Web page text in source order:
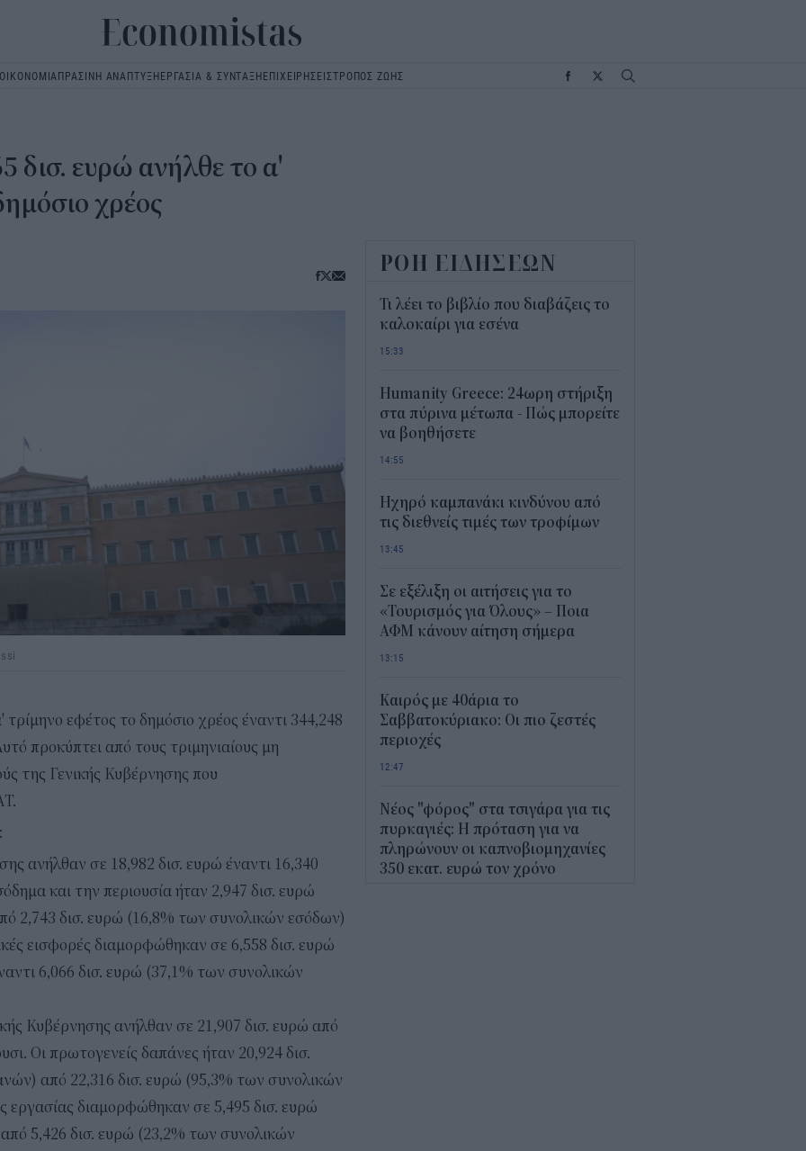
ΟΙΚΟΝΟΜΙΑΠΡΑΣΙΝΗ ΑΝΑΠΤΥΞΗΕΡΓΑΣΙΑ & ΣΥΝΤΑΞΗΕΠΙΧΕΙΡΗΣΕΙΣΤΡΟΠΟΣ ΖΩΗΣ
δισ. ευρώ ανήλθε το α'
χρέος
εφέτος το δημόσιο χρέος έναντι 344,248
προκύπτει από τους τριμηνιαίους μη
της Γενικής Κυβέρνησης που
ανήλθαν σε 18,982 δισ. ευρώ έναντι 16,340
και την περιουσία ήταν 2,947 δισ. ευρώ
2,743 δισ. ευρώ (16,8% των συνολικών εσόδων)
εισφορές διαμορφώθηκαν σε 6,558 δισ. ευρώ
6,066 δισ. ευρώ (37,1% των συνολικών
Κυβέρνησης ανήλθαν σε 21,907 δισ. ευρώ από
Οι πρωτογενείς δαπάνες ήταν 20,924 δισ.
από 22,316 δισ. ευρώ (95,3% των συνολικών
εργασίας διαμορφώθηκαν σε 5,495 δισ. ευρώ
5,426 δισ. ευρώ (23,2% των συνολικών
ΡΟΗ ΕΙΔΗΣΕΩΝ
Τι λέει το βιβλίο που διαβάζεις το
καλοκαίρι για εσένα
15:33
Humanity Greece: 24ωρη στήριξη
στα πύρινα μέτωπα - Πώς μπορείτε
να βοηθήσετε
14:55
Ηχηρό καμπανάκι κινδύνου από
τις διεθνείς τιμές των τροφίμων
13:45
Σε εξέλιξη οι αιτήσεις για το
«Τουρισμός για Όλους» – Ποια
ΑΦΜ κάνουν αίτηση σήμερα
13:15
Καιρός με 40άρια το
Σαββατοκύριακο: Οι πιο ζεστές
περιοχές
12:47
Νέος "φόρος" στα τσιγάρα για τις
πυρκαγιές: Η πρόταση για να
πληρώνουν οι καπνοβιομηχανίες
350 εκατ. ευρώ τον χρόνο